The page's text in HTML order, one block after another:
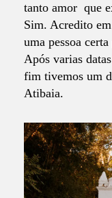
tanto amor que
Sim. Acredito
uma pessoa
Após varias
fim tivemos um
Atibaia.